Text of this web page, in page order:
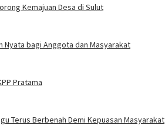
Kemajuan Desa di Sulut
Nyata bagi Anggota dan Masyarakat
Pratama
Terus Berbenah Demi Kepuasan Masyarakat